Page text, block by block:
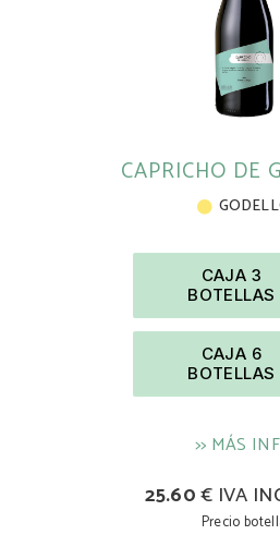
CAPRICHO DE
CAJA 3
BOTELLAS
CAJA 6
BOTELLAS
>> MÁS
25.60€ IVA
Precio